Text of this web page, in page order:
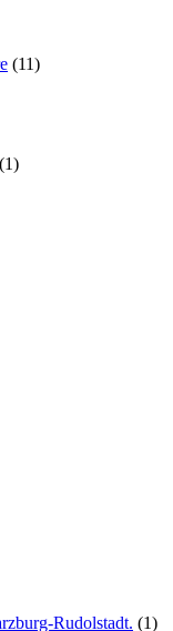
(11)
(1)
Rudolstadt. (1)